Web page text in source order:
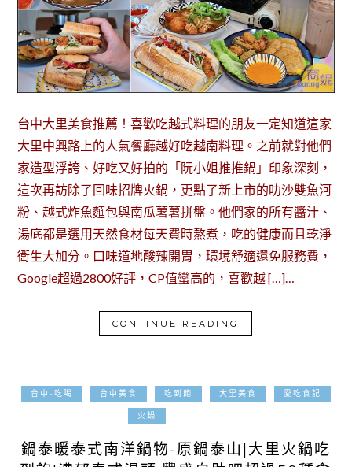
台中大里美食推薦！喜歡吃越式料理的朋友一定知道這家
大里中興路上的人氣餐廳越好吃越南料理。之前就對他們
家造型浮誇、好吃又好拍的「阮小姐推推鍋」印象深刻，
這次再訪除了回味招牌火鍋，更點了新上市的叻沙雙魚河
粉、越式炸魚麵包與南瓜薯薯拼盤。他們家的所有醬汁、
湯底都是選用天然食材每天費時熬煮，吃的健康而且乾淨
衛生大加分。口味道地酸辣開胃，環境舒適還免服務費，
Google超過2800好評，CP值蠻高的，喜歡越 […]…
CONTINUE READING
台中-吃喝 台中美食 吃到飽 大里美食 愛吃食記
火鍋
鍋泰暖泰式南洋鍋物-原鍋泰山|大里火鍋吃